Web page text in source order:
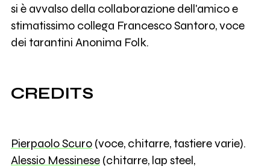
si è avvalso della collaborazione dell'amico e
stimatissimo collega Francesco Santoro, voce
dei tarantini Anonima Folk.
CREDITS
Pierpaolo Scuro(voce, chitarre, tastiere varie).
Alessio Messinese(chitarre, lap steel,